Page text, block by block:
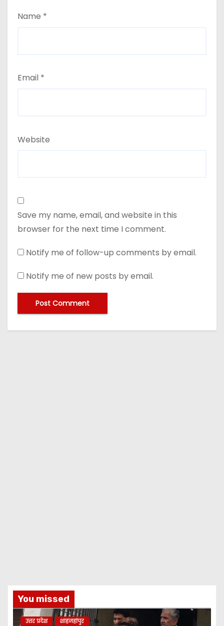
Name *
Email *
Website
Save my name, email, and website in this
browser for the next time I comment.
Notify me of follow-up comments by email.
Notify me of new posts by email.
You missed
उत्तर प्रदेश शाहजहांपुर